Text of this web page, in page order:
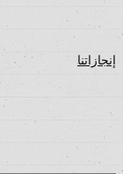
إنجازاتنا